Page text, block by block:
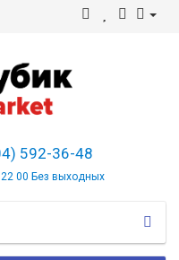
592-36-48
00 Без выходных